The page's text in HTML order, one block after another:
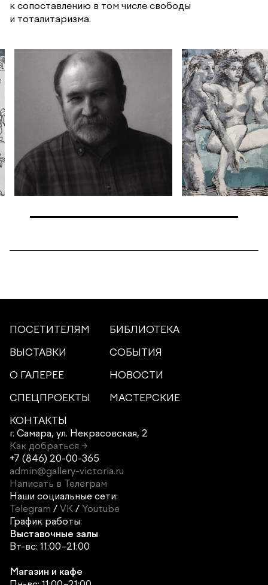
к сопоставлению в том числе свободы
и тоталитаризма.
ПОСЕТИТЕЛЯМ
БИБЛИОТЕКА
ВЫСТАВКИ
СОБЫТИЯ
О ГАЛЕРЕЕ
НОВОСТИ
СПЕЦПРОЕКТЫ
МАСТЕРСКИЕ
КОНТАКТЫ
г. Самара, ул. Некрасовская, 2
Как добраться →
+7 (846) 20-00-365
admin@gallery-victoria.ru
Написать в Телеграм
Наши социальные сети:
Telegram / VK / Youtube
График работы:
Выставочные залы
Вт-вс: 11:00–21:00
Магазин и кафе